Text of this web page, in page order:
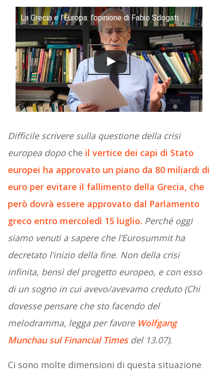
La Grecia e l’Europa: l’opinione di Fabio Sdogati
Difficile scrivere sulla questione della crisi
europea dopo che il vertice dei capi di Stato
europei ha approvato un piano da 80 miliardi di
euro per evitare il fallimento della Grecia, che
però dovrà essere approvato dal Parlamento
greco entro mercoledì 15 luglio. Perché oggi
siamo venuti a sapere che l’Eurosummit ha
decretato l’inizio della fine. Non della crisi
infinita, bensì del progetto europeo, e con esso
di un sogno in cui avevo/avevamo creduto (Chi
dovesse pensare che sto facendo del
melodramma, legga per favore Wolfgang
Munchau sul Financial Times del 13.07).
Ci sono molte dimensioni di questa situazione